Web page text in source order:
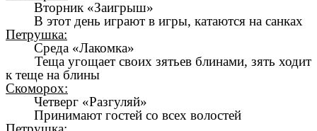
Вторник «Заигрыш»
В этот день играют в игры, катаются на санках
Петрушка:
Среда «Лакомка»
Теща угощает своих зятьев блинами, зять ходит
к теще на блины
Скоморох:
Четверг «Разгуляй»
Принимают гостей со всех волостей